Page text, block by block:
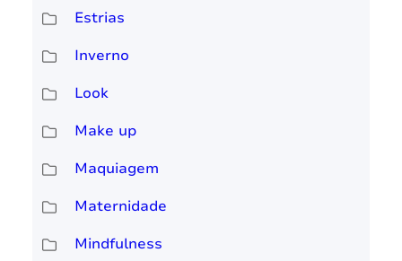
Estrias
Inverno
Look
Make up
Maquiagem
Maternidade
Mindfulness